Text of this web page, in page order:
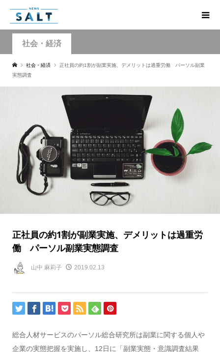
社会・経済
社会・経済
正社員の約1割が副業実施、デメリットは過重労働 パーソル副業
実態調査
正社員の約1割が副業実施、デメリットは過重労
働 パーソル副業実態調査
山中 麻莉子 2019.02.13
総合人材サービスのパーソル総合研究所は副業に関する個人や
企業の実態把握を実施し、12日に「副業実態・意識調査結果